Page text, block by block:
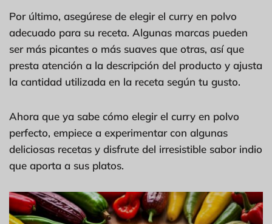
Por último, asegúrese de elegir el curry en polvo
adecuado para su receta. Algunas marcas pueden
ser más picantes o más suaves que otras, así que
presta atención a la descripción del producto y ajusta
la cantidad utilizada en la receta según tu gusto.
Ahora que ya sabe cómo elegir el curry en polvo
perfecto, empiece a experimentar con algunas
deliciosas recetas y disfrute del irresistible sabor indio
que aporta a sus platos.